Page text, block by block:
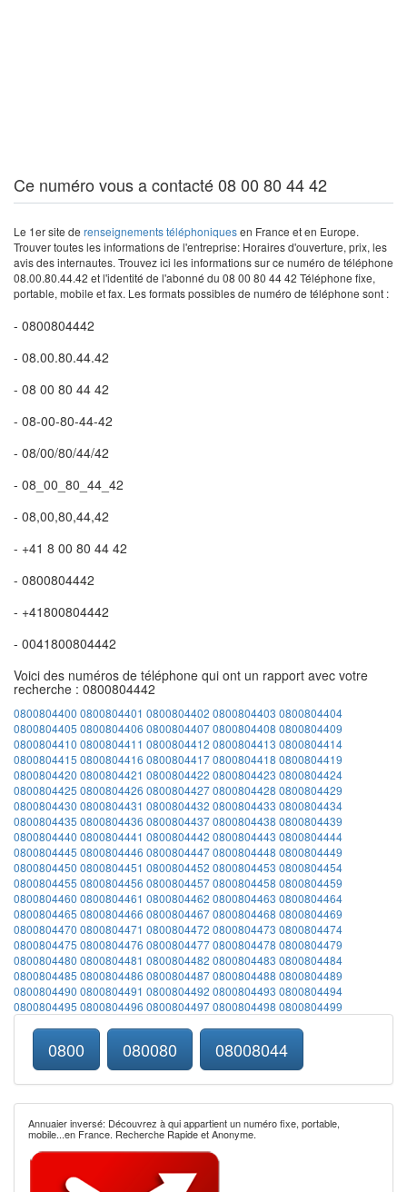
Ce numéro vous a contacté 08 00 80 44 42
Le 1er site de renseignements téléphoniquesen France et en Europe.
Trouver toutes les informations de l'entreprise: Horaires d'ouverture, prix, les
avis des internautes. Trouvez ici les informations sur ce numéro de téléphone
08.00.80.44.42 et l'identité de l'abonné du 08 00 80 44 42 Téléphone fixe,
portable, mobile et fax. Les formats possibles de numéro de téléphone sont :
- 0800804442
- 08.00.80.44.42
- 08 00 80 44 42
- 08-00-80-44-42
- 08/00/80/44/42
- 08_00_80_44_42
- 08,00,80,44,42
- +41 8 00 80 44 42
- 0800804442
- +41800804442
- 0041800804442
Voici des numéros de téléphone qui ont un rapport avec votre
recherche : 0800804442
0800804400 0800804401 0800804402 0800804403 0800804404
0800804405 0800804406 08008044070800804408 0800804409
0800804410 0800804411 0800804412 0800804413 0800804414
0800804415 0800804416 08008044170800804418 0800804419
0800804420 0800804421 0800804422 0800804423 0800804424
0800804425 0800804426 08008044270800804428 0800804429
0800804430 0800804431 0800804432 0800804433 0800804434
0800804435 0800804436 08008044370800804438 0800804439
0800804440 0800804441 0800804442 0800804443 0800804444
0800804445 0800804446 08008044470800804448 0800804449
0800804450 0800804451 0800804452 0800804453 0800804454
0800804455 0800804456 08008044570800804458 0800804459
0800804460 0800804461 0800804462 0800804463 0800804464
0800804465 0800804466 08008044670800804468 0800804469
0800804470 0800804471 0800804472 0800804473 0800804474
0800804475 0800804476 08008044770800804478 0800804479
0800804480 0800804481 0800804482 0800804483 0800804484
0800804485 0800804486 08008044870800804488 0800804489
0800804490 0800804491 0800804492 0800804493 0800804494
0800804495 0800804496 08008044970800804498 0800804499
0800 080080 08008044
Annuaier inversé: Découvrez à qui appartient un numéro fixe, portable,
mobile...en France. Recherche Rapide et Anonyme.